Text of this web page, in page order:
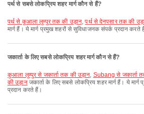
पर्थ से सबसे लोकप्रिय शहर मार्ग कौन से हैं?
पर्थ से कुआला लुम्पुर तक की उड़ान,पर्थ से देनपसार तक की
मार्ग हैं। ये मार्ग प्रमुख शहरों से सुविधाजनक संपर्क प्रदान करते
जकार्ता के लिए सबसे लोकप्रिय शहर मार्ग कौन से हैं?
कुआला लुम्पुर से जकार्ता तक की उड़ान, Subang से जकार्ता
की उड़ानजकार्ता के लिए सबसे लोकप्रिय शहर मार्ग हैं। ये
प्रदान करते हैं।